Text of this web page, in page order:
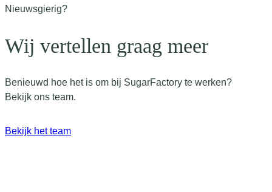
Nieuwsgierig?
Wij vertellen graag meer
Benieuwd hoe het is om bij SugarFactory te werken?
Bekijk ons team.
Bekijk het team